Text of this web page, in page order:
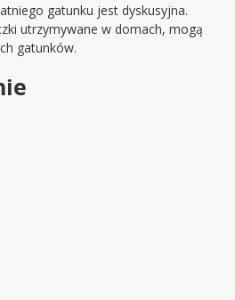
gatunku jest dyskusyjna.
utrzymywane w domach, mogą
gatunków.